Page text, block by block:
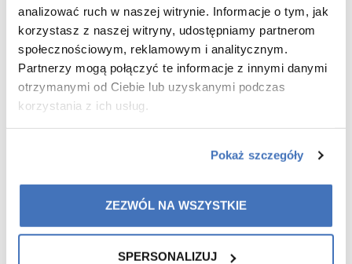
analizować ruch w naszej witrynie. Informacje o tym, jak
korzystasz z naszej witryny, udostępniamy partnerom
społecznościowym, reklamowym i analitycznym.
Partnerzy mogą połączyć te informacje z innymi danymi
otrzymanymi od Ciebie lub uzyskanymi podczas
korzystania z ich usług.
Pokaż szczegóły
ZEZWÓL NA WSZYSTKIE
SPERSONALIZUJ
Recommended for you